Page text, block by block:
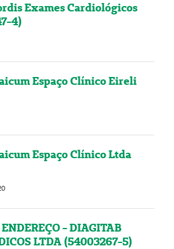
Exames Cardiológicos
4)
Espaço Clínico Eireli
Espaço Clínico Ltda
- DIAGITAB
LTDA (54003267-5)